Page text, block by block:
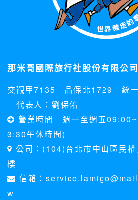
在您於本網站註冊帳號、使用本網站相
贈獎時，本網站會收集您的個人識別資
業夥伴處取得個人資料。
當客戶在本網站註冊時，我們會取得您
料。註冊時，本網站取得您的姓名、電
成功，並登入使用我們的服務後，本網
其他除了上述，會保留您在上網瀏覽或
生的相關記錄，包括您使用連線設備的
用的瀏覽器、瀏覽及點選資料紀錄等。
的瀏覽器予以標示，歸納使用者瀏覽器
網頁，除非您願意告知您的個人資料，
將此項記錄和您對應。請您注意，在本
保護政策，其資料處理措施不適用本網
那米哥國際旅行社股份有限公司
交觀甲7135 品保北1729 統
代表人：劉保佑
營業時間 週一至週五
3:30午休時間)
公司：(104)台北市中山區民
樓
信箱：
w